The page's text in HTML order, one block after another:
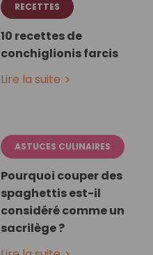
RECETTES
10 recettes de
conchiglionis farcis
Lire la suite
ASTUCES CULINAIRES
Pourquoi couper des
spaghettis est-il
considéré comme un
sacrilège ?